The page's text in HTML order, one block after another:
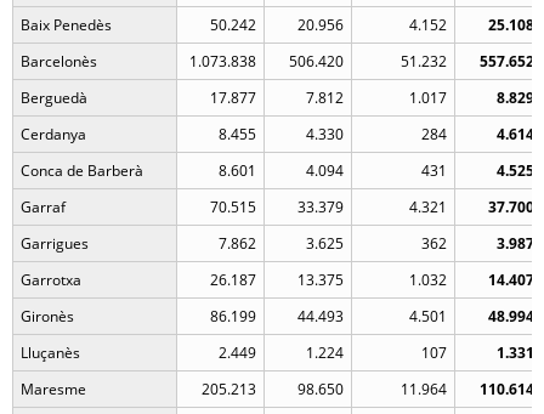
Baix Penedès
50.242 20.956 4.152
25.108
Barcelonès
1.073.838 506.420 51.232
557.652
Berguedà
17.877 7.812 1.017
8.829
Cerdanya
8.455 4.330 284
4.614
Conca de Barberà
8.601 4.094 431
4.525
Garraf
70.515 33.379 4.321
37.700
Garrigues
7.862 3.625 362
3.987
Garrotxa
26.187 13.375 1.032
14.407
Gironès
86.199 44.493 4.501
48.994
Lluçanès
2.449 1.224 107
1.331
Maresme
205.213 98.650 11.964
110.614